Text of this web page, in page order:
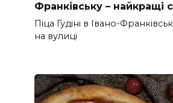
Франківську – найкращі
Піца Гудіні в Івано-
на вулиці